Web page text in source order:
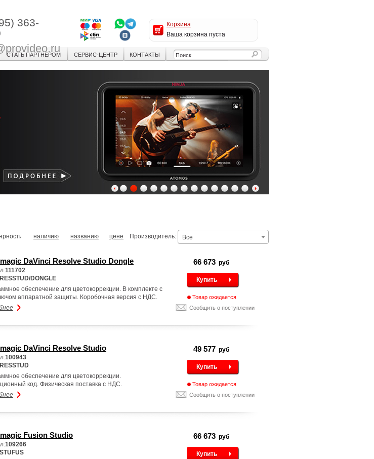
363-
Корзина
Ваша корзина пуста
СТАТЬ ПАРТНЕРОМ СЕРВИС-ЦЕНТР КОНТАКТЫ
1 2 3 4 5 6 7 8 9 10111213
наличию названию цене Производитель: Все
DaVinci Resolve Studio Dongle
111702
DONGLE
обеспечение для цветокоррекции. В комплекте с
аппаратной защиты. Коробочная версия с НДС.
66 673 руб
Купить
Товар ожидается
Сообщить о поступлении
DaVinci Resolve Studio
100943
обеспечение для цветокоррекции.
код. Физическая поставка с НДС.
49 577 руб
Купить
Товар ожидается
Сообщить о поступлении
Fusion Studio
109266
66 673 руб
Купить